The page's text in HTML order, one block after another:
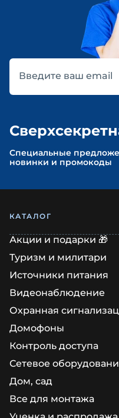
Введите ваш email
Cпециальные
новинки и промокоды
КАТАЛОГ
Акции и подарки 🎁
Туризм и милитари
Источники питания
Видеонаблюдение
Охранная
Домофоны
Контроль доступа
Сетевое
Дом, сад
Все для монтажа